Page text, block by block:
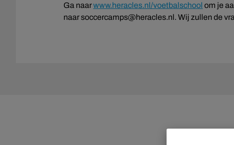
Ga naarwww.heracles.nl/voetbalschool om je
naar soccercamps@heracles.nl. Wij zullen de